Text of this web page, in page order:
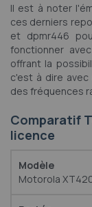
Il est à noter
ces derniers
et dpmr446
fonctionner
offrant la
c'est à dire
des fréquences
Comparatif
licence
Motorola